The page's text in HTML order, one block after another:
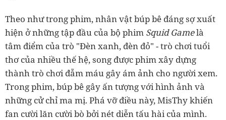
Theo như trong phim, nhân vật búp bê đáng sợ xuất
hiện ở những tập đầu của bộ phim Squid Gamelà
tâm điểm của trò "Đèn xanh, đèn đỏ" - trò chơi tuổi
thơ của nhiều thế hệ, song được phim xây dựng
thành trò chơi đẫm máu gây ám ảnh cho người xem.
Trong phim, búp bê gây ấn tượng với hình ảnh và
những cử chỉ ma mị. Phá vỡ điều này, MisThy khiến
fan cười lăn cười bò bởi nét diễn tấu hài của mình.